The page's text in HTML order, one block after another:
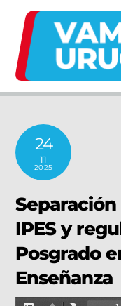
content
24
11
2025
IPES y
Posgrado
Enseñanza